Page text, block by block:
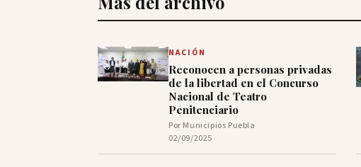
NACIÓN
Reconocen a personas privadas
de la libertad en el Concurso
Nacional de Teatro
Penitenciario
Por Municipios Puebla
02/09/2025